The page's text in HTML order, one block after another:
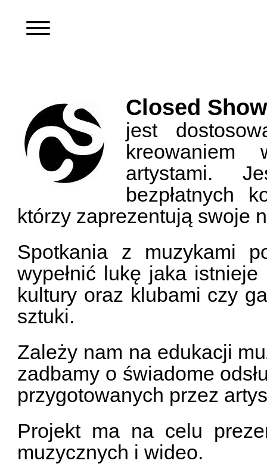
Closed
jest
kreowaniem
artystami.
bezpłatnych
którzy zaprezentują swoje
Spotkania z muzykami
wypełnić lukę jaka
kultury oraz klubami czy
sztuki.
Zależy nam na edukacji
zadbamy o świadome
przygotowanych przez
Projekt ma na celu
muzycznych i wideo.